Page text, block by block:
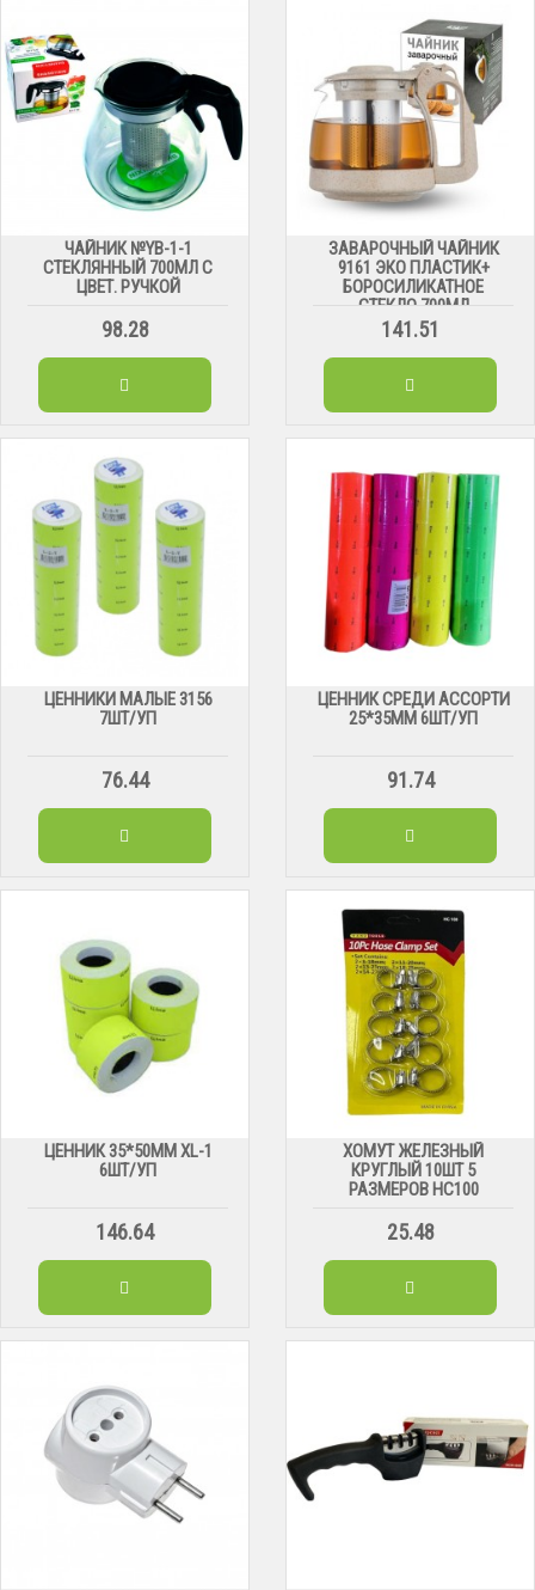
ЧАЙНИК №YB-1-1
СТЕКЛЯННЫЙ 700МЛ С
ЦВЕТ. РУЧКОЙ
98.28
ЗАВАРОЧНЫЙ ЧАЙНИК
9161 ЭКО ПЛАСТИК+
БОРОСИЛИКАТНОЕ
СТЕКЛО 700МЛ
141.51
ЦЕННИКИ МАЛЫЕ 3156
7ШТ/УП
76.44
ЦЕННИК СРЕДИ АССОРТИ
25*35ММ 6ШТ/УП
91.74
ЦЕННИК 35*50ММ XL-1
6ШТ/УП
146.64
ХОМУТ ЖЕЛЕЗНЫЙ
КРУГЛЫЙ 10ШТ 5
РАЗМЕРОВ HC100
25.48